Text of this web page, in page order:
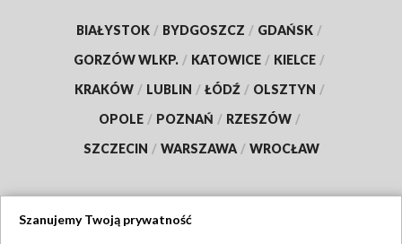
BIAŁYSTOK / BYDGOSZCZ / GDAŃSK /
GORZÓW WLKP. / KATOWICE / KIELCE /
KRAKÓW / LUBLIN / ŁÓDŹ / OLSZTYN /
OPOLE / POZNAŃ / RZESZÓW /
SZCZECIN / WARSZAWA / WROCŁAW
Szanujemy Twoją prywatność